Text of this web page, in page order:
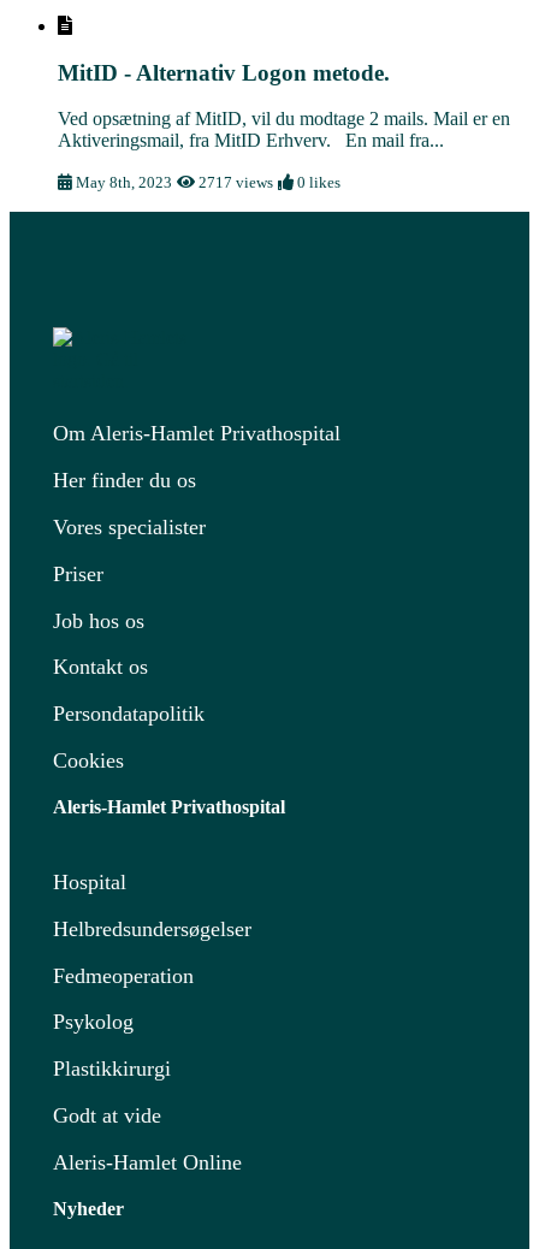
MitID - Alternativ Logon metode.
Ved opsætning af MitID, vil du modtage 2 mails. Mail er en
Aktiveringsmail, fra MitID Erhverv. En mail fra...
May 8th, 2023 2717 views 0 likes
Om Aleris-Hamlet Privathospital
Her finder du os
Vores specialister
Priser
Job hos os
Kontakt os
Persondatapolitik
Cookies
Aleris-Hamlet Privathospital
Hospital
Helbredsundersøgelser
Fedmeoperation
Psykolog
Plastikkirurgi
Godt at vide
Aleris-Hamlet Online
Nyheder